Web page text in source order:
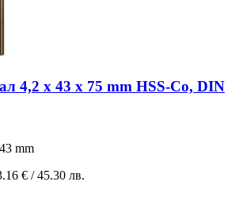
4,2 x 43 x 75 mm HSS-Co, DIN
mm
€ / 45.30 лв.